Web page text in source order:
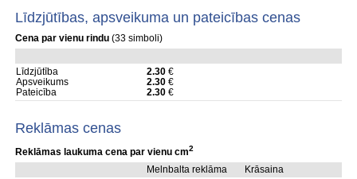
Līdzjūtības, apsveikuma un pateicības cenas
Cena par vienu rindu (33 simboli)
Līdzjūtība 2.30€
Apsveikums
2.30€
Pateicība
2.30€
Reklāmas cenas
Reklāmas laukuma cena par vienu cm2
Melnbalta reklāma
Krāsaina